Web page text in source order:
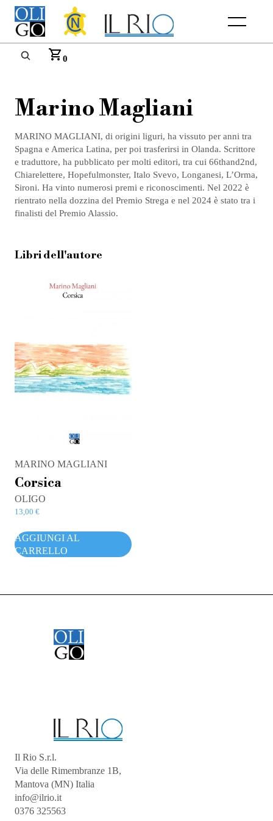
Menu
0
Marino Magliani
MARINO MAGLIANI, di origini liguri, ha vissuto per anni tra
Spagna e America Latina, per poi trasferirsi in Olanda. Scrittore
e traduttore, ha pubblicato per molti editori, tra cui 66thand2nd,
Chiarelettere, Hopefulmonster, Italo Svevo, Longanesi, L’Orma,
Sironi. Ha vinto numerosi premi e riconoscimenti. Nel 2022 è
rientrato nella dozzina del Premio Strega e nel 2024 è stato tra i
finalisti del Premio Alassio.
Libri dell'autore
MARINO MAGLIANI
Corsica
OLIGO
13,00 €
AGGIUNGI AL
CARRELLO
Il Rio S.r.l.
Via delle Rimembranze 1B,
Mantova (MN) Italia
info@ilrio.it
0376 325563